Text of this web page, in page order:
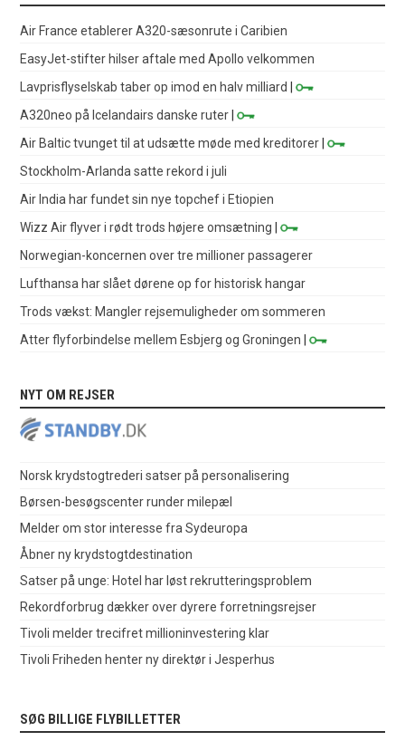
Air France etablerer A320-sæsonrute i Caribien
EasyJet-stifter hilser aftale med Apollo velkommen
Lavprisflyselskab taber op imod en halv milliard
|
A320neo på Icelandairs danske ruter |
Air Baltic tvunget til at udsætte møde med kreditorer |
Stockholm-Arlanda satte rekord i juli
Air India har fundet sin nye topchef i Etiopien
Wizz Air flyver i rødt trods højere omsætning |
Norwegian-koncernen over tre millioner passagerer
Lufthansa har slået dørene op for historisk hangar
Trods vækst: Mangler rejsemuligheder om sommeren
Atter flyforbindelse mellem Esbjerg og Groningen |
NYT OM REJSER
Norsk krydstogtrederi satser på personalisering
Børsen-besøgscenter runder milepæl
Melder om stor interesse fra Sydeuropa
Åbner ny krydstogtdestination
Satser på unge: Hotel har løst rekrutteringsproblem
Rekordforbrug dækker over dyrere forretningsrejser
Tivoli melder trecifret millioninvestering klar
Tivoli Friheden henter ny direktør i Jesperhus
SØG BILLIGE FLYBILLETTER